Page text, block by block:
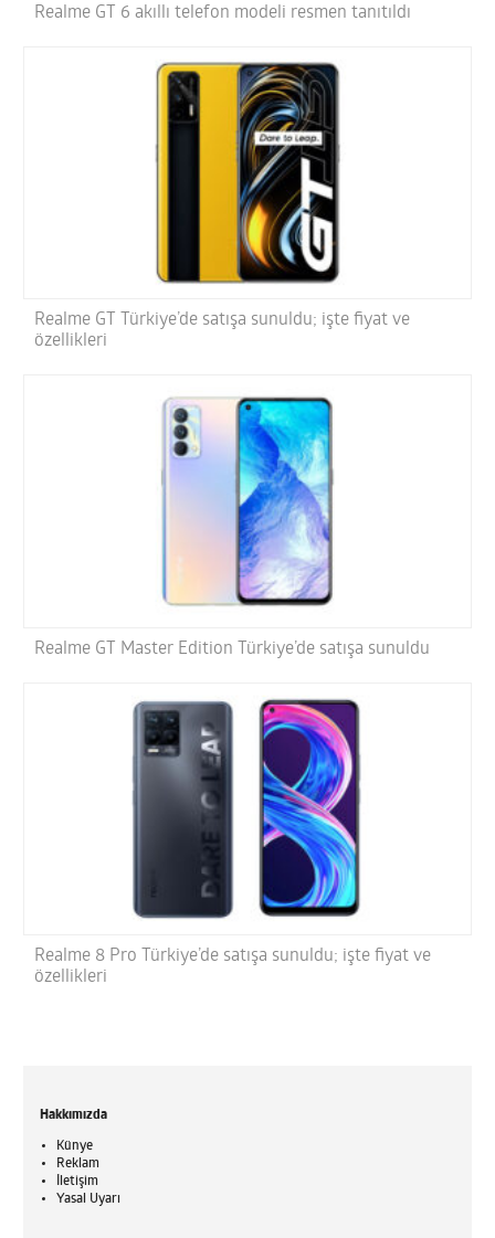
Realme GT 6 akıllı telefon modeli resmen tanıtıldı
Realme GT Türkiye’de satışa sunuldu; işte fiyat ve
özellikleri
Realme GT Master Edition Türkiye’de satışa sunuldu
Realme 8 Pro Türkiye’de satışa sunuldu; işte fiyat ve
özellikleri
Hakkımızda
Künye
Reklam
İletişim
Yasal Uyarı